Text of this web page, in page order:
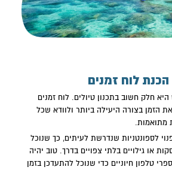
הכנת לוח זמנים
היא חלק חשוב בתכנון טיולים. לוח זמנים
הזמן בצורה היעילה ביותר ולוודא שכל
מתואמות.
לספונטניות שנדרשת לעיתים, כך שנוכל
או גילויים בלתי צפויים בדרך. טוב יהיה
טלפון חיוניים כדי שנוכל להתעדכן בזמן